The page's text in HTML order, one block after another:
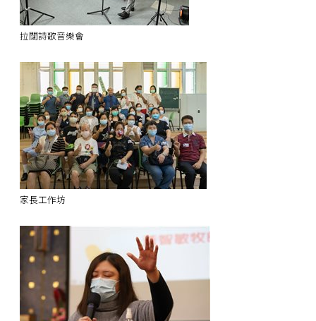
拉闊詩歌音樂會
家長工作坊